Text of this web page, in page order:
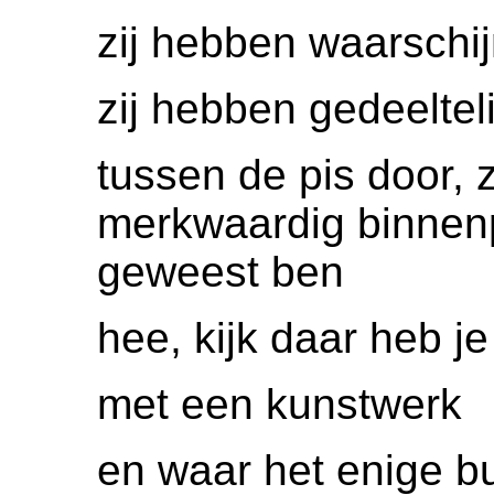
zij hebben
zij hebben
tussen de pis door,
merkwaardig
geweest ben
hee, kijk daar heb
met een kunstwerk
en waar het enige